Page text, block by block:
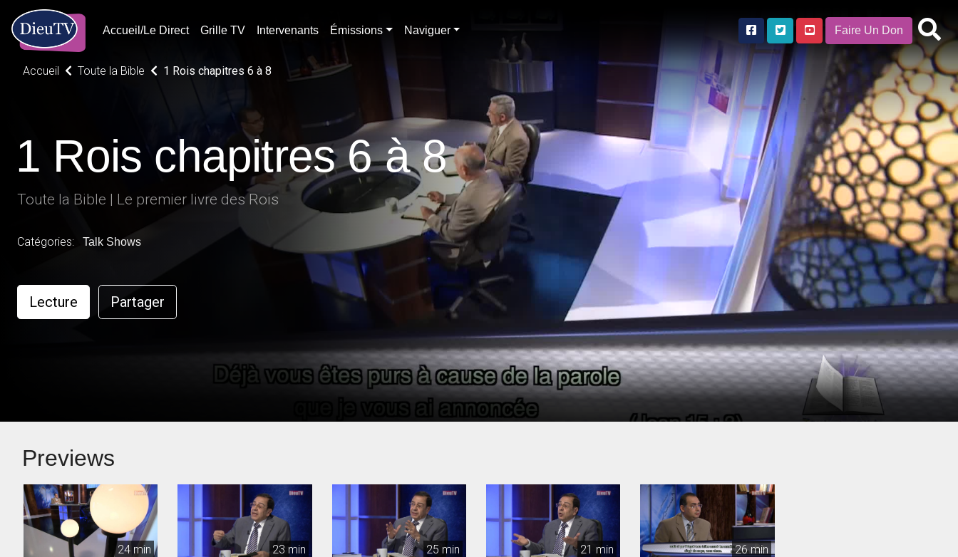
Accueil/Le Direct Grille TV Intervenants Émissions Naviguer Faire Un Don
Accueil Toute la Bible 1 Rois chapitres 6 à 8
1 Rois chapitres 6 à 8
Toute la Bible | Le premier livre des Rois
Catégories: Talk Shows
Lecture Partager
Previews
24 min 23 min 25 min 21 min 26 min